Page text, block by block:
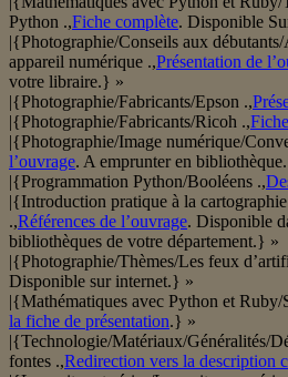
Python .,Fiche complète. Disponible
|{Photographie/Conseils aux
appareil numérique .,Présentation de
votre libraire.} »
|{Photographie/Fabricants/Epson .,
|{Photographie/Fabricants/Ricoh .,
|{Photographie/Image numérique/
l’ouvrage. A emprunter en
|{Programmation Python/Booléens .,
|{Introduction pratique à la
.,Références de l’ouvrage. Disponible
bibliothèques de votre département.} »
|{Photographie/Thèmes/Les feux
Disponible sur internet.} »
|{Mathématiques avec Python et Ruby/
la fiche de présentation.} »
|{Technologie/Matériaux/Généralités/
fontes .,Redirection vers la description